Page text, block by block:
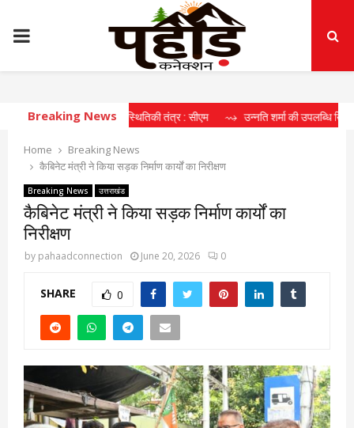
PRIMARY
MENU
Breaking News
खेल पारिस्थितिकी तंत्र : सीएम ⇝ उन्नति शर्मा की उपलब्धि खिलाड़ियों के
Home
Breaking News
कैबिनेट मंत्री ने किया सड़क निर्माण कार्यों का निरीक्षण
Breaking News उत्तराखंड
कैबिनेट मंत्री ने किया सड़क निर्माण कार्यों का
निरीक्षण
by pahaadconnection June 20, 2026 0
SHARE 0